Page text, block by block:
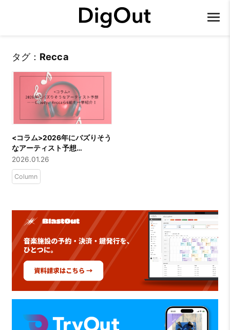
タグ： Recca
<コラム>2026年にバズりそう
なアーティスト予想
――Cloudy、Reccaら6組を
一挙紹介！
2026.01.26
Column